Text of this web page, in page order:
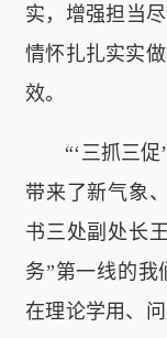
实，增强担当
情怀扎扎实实
效。
“‘三抓三促’
带来了新气象
书三处副处长
务”第一线的我
在理论学用、